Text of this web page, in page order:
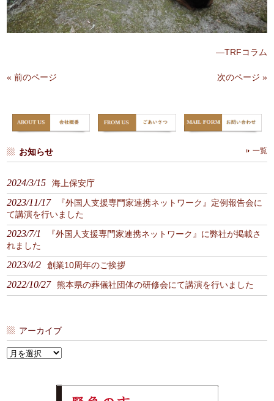
—TRFコラム
« 前のページ 次のページ »
お知らせ 一覧
2024/3/15 海上保安庁
2023/11/17
『外国人支援専門家連携ネットワーク』定例報告会に
て講演を行いました
2023/7/1
『外国人支援専門家連携ネットワーク』に弊社が掲載さ
れました
2023/4/2 創業10周年のご挨拶
2022/10/27 熊本県の葬儀社団体の研修会にて講演を行いました
アーカイブ
ア